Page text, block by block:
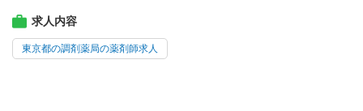
求人内容
東京都の調剤薬局の薬剤師求人